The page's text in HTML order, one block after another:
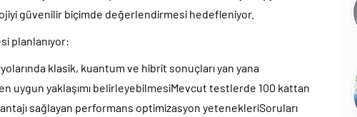
güvenilir biçimde değerlendirmesi hedefleniyor.
planlanıyor:
klasik, kuantum ve hibrit sonuçları yan yana
uygun yaklaşımı belirleyebilmesiMevcut testlerde 100 kattan
sağlayan performans optimizasyon yetenekleriSoruları